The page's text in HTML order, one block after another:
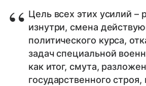
Цель всех этих усилий –
изнутри, смена
политического курса,
задач специальной
как итог, смута,
государственного строя,